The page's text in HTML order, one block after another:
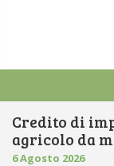
Credito di
agricolo da
6 Agosto 2026